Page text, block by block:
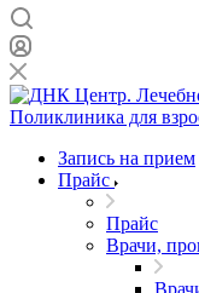
Запись на прием
Прайс
Прайс
Врачи,